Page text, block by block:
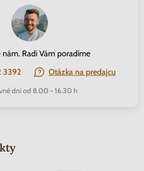
nám. Radi Vám poradíme
3392
Otázka na predajcu
dni od 8.00 - 16.30 h